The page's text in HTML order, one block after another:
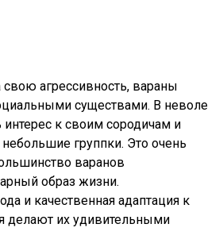
агрессивность, вараны
существами. В неволе
интерес к своим сородичам и
группки. Это очень
варанов
образ жизни.
и качественная адаптация к
делают их удивительными